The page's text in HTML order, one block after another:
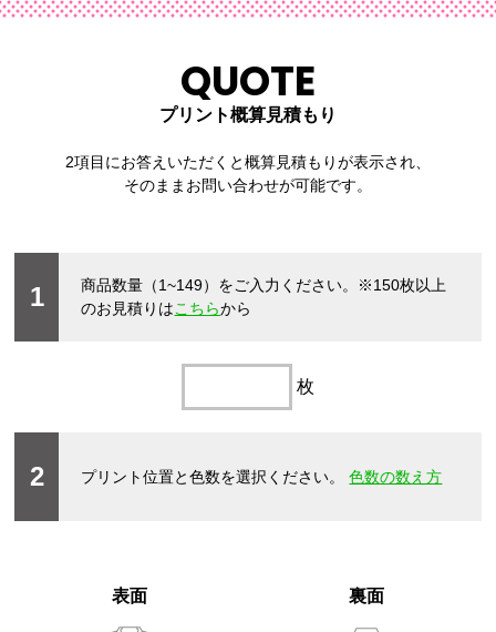
QUOTE
プリント概算見積もり
2項目にお答えいただくと概算見積もりが表示され、
そのままお問い合わせが可能です。
1 商品数量（1~149）をご入力ください。 ※150枚以上
のお見積りはこちらから
枚
2 プリント位置と色数を選択ください。色数の数え方
表面 裏面